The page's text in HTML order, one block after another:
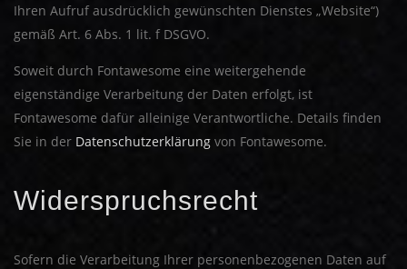
Ihren Aufruf ausdrücklich gewünschten Dienstes „Website“)
gemäß Art. 6 Abs. 1 lit. f DSGVO.
Soweit durch Fontawesome eine weitergehende
eigenständige Verarbeitung der Daten erfolgt, ist
Fontawesome dafür alleinige Verantwortliche. Details finden
Sie in der Datenschutzerklärung von Fontawesome.
Widerspruchsrecht
Sofern die Verarbeitung Ihrer personenbezogenen Daten auf